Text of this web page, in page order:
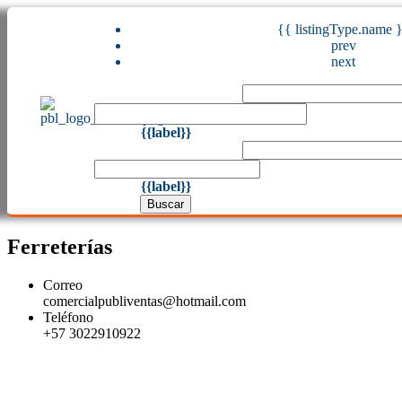
{{ listingType.name
prev
next
{{label}}
{{label}}
Buscar
Ferreterías
Correo
comercialpubliventas@hotmail.com
Teléfono
+57 3022910922